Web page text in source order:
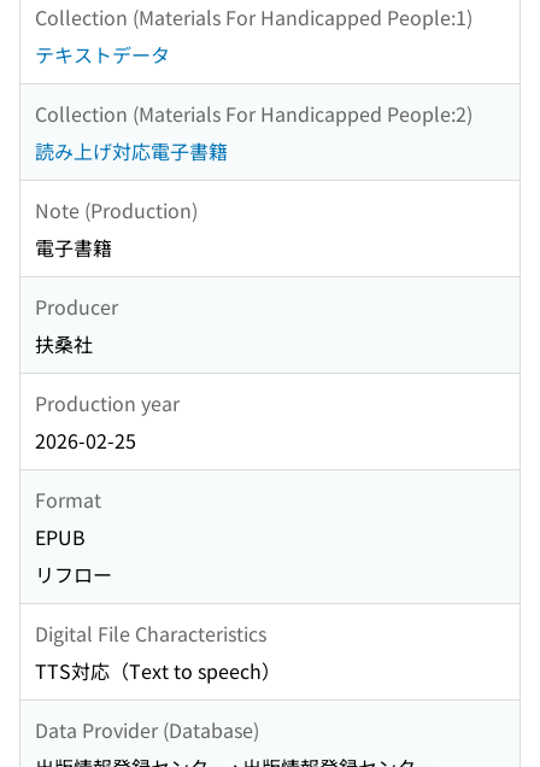
Collection (Materials For Handicapped People:1)
テキストデータ
Collection (Materials For Handicapped People:2)
読み上げ対応電子書籍
Note (Production)
電子書籍
Producer
扶桑社
Production year
2026-02-25
Format
EPUB
リフロー
Digital File Characteristics
TTS対応（Text to speech）
Data Provider (Database)